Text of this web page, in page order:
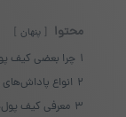
محتوا پنهان
1 چرا بعضی کیف
2 انواع
3 معرفی کیف